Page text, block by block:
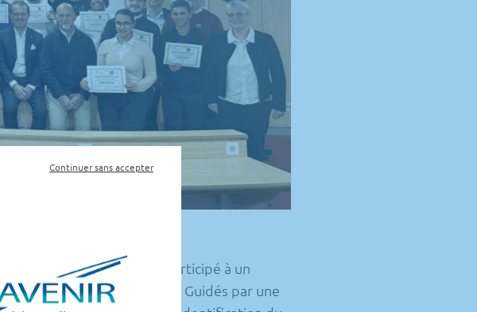
Continuer sans accepter
et Production
ont participé à un
ou un service innovant. Guidés par une